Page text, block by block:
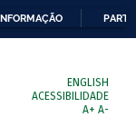
ENGLISH
ACESSIBILIDADE
A+ A-